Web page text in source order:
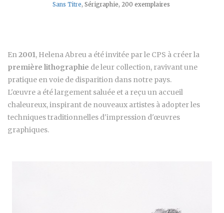
Sans Titre, Sérigraphie, 200 exemplaires
En 2001, Helena Abreu a été invitée par le CPS à créer la
première lithographie de leur collection, ravivant une
pratique en voie de disparition dans notre pays.
L'œuvre a été largement saluée et a reçu un accueil
chaleureux, inspirant de nouveaux artistes à adopter les
techniques traditionnelles d'impression d'œuvres
graphiques.